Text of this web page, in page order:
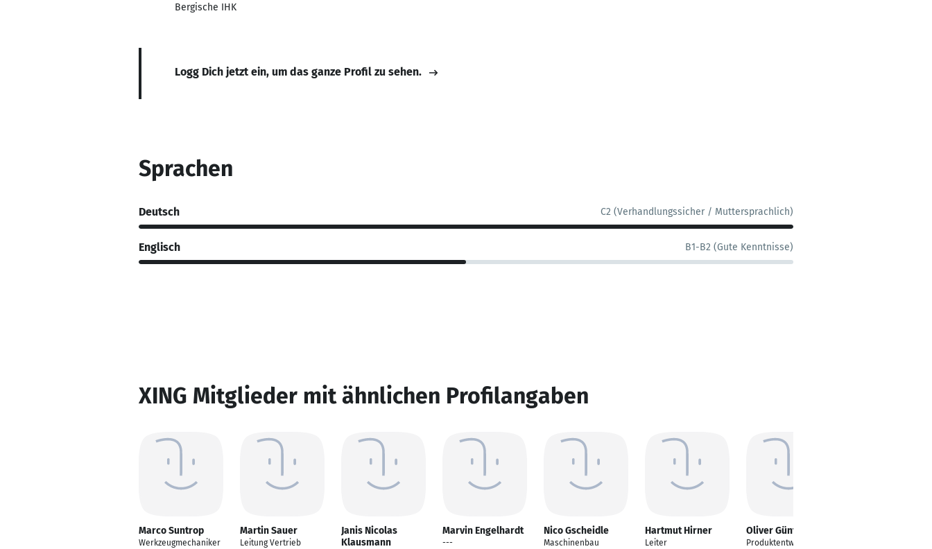
Bergische IHK
Logg Dich jetzt ein, um das ganze Profil zu sehen.
Sprachen
Deutsch C2 (Verhandlungssicher / Muttersprachlich)
Englisch B1-B2 (Gute Kenntnisse)
XING Mitglieder mit ähnlichen Profilangaben
Marco Suntrop
Werkzeugmechaniker
Martin Sauer
Leitung Vertrieb
Janis Nicolas
Klausmann
Marvin Engelhardt
---
Nico Gscheidle
Maschinenbau
Hartmut Hirner
Leiter
Oliver Günther
Produktentwicklung